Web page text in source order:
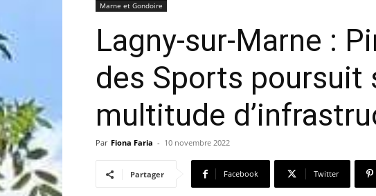
Marne et Gondoire
Lagny-sur-Marne :
des Sports poursuit
multitude
Par Fiona Faria - 10 novembre 2022
Partager Facebook Twitter